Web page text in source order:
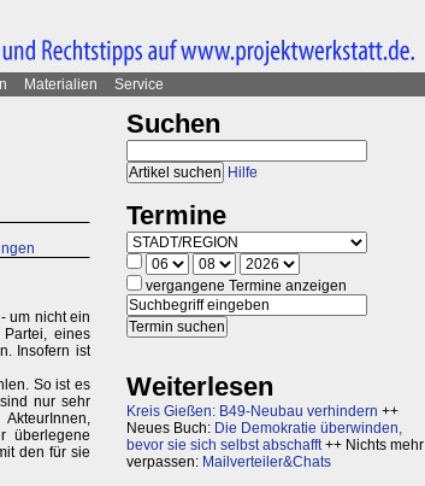
Materialien
Service
um nicht ein
eines
Insofern ist
So ist es
nur sehr
überlegene
den für sie
Suchen
Hilfe
Termine
vergangene Termine anzeigen
Weiterlesen
Kreis Gießen: B49-Neubau verhindern ++
Neues Buch: Die Demokratie überwinden,
bevor sie sich selbst abschafft++ Nichts mehr
verpassen: Mailverteiler&Chats